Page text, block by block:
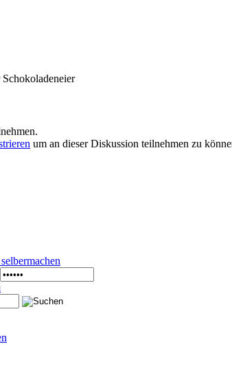
um an dieser Diskussion teilnehmen zu